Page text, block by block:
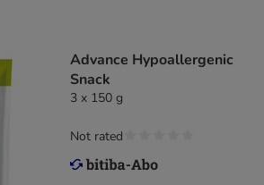
Advance Hypoallergenic
Snack
3 x 150 g
Not rated